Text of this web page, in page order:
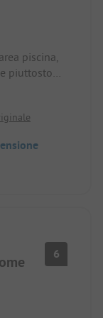
piscina,
piuttosto
posteriore.
2€. I
vento.
solo la
6